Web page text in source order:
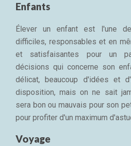
Enfants
Élever un enfant est l'une
difficiles, responsables et en
et satisfaisantes pour un
décisions qui concerne son
délicat, beaucoup d'idées et
disposition, mais on ne sait
sera bon ou mauvais pour son
pour profiter d'un maximum
Voyage